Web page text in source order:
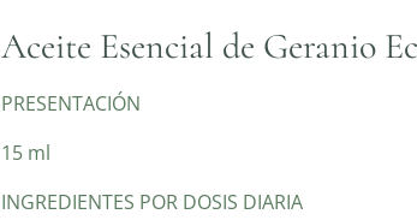
Aceite Esencial de Geranio
PRESENTACIÓN
15 ml
INGREDIENTES POR DOSIS DIARIA